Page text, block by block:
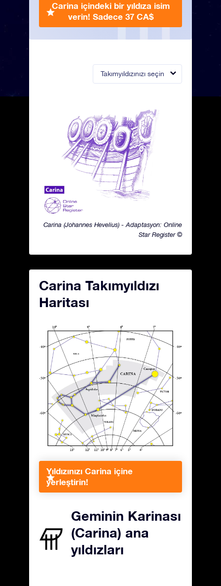
Takımyıldızınızı seçin
Carina (Johannes Hevelius) - Adaptasyon: Online
Star Register ©
Carina içindeki bir yıldıza isim
verin! Sadece 37 CA$
Carina Takımyıldızı
Haritası
Yıldızınızı Carina içine
yerleştirin!
Geminin Karinası
(Carina) ana
yıldızları